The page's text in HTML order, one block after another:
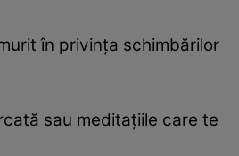
în privinţa schimbărilor
sau meditaţiile care te